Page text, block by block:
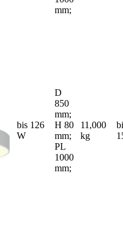
mm;
bis 126
W
D
850
mm;
H 80
mm;
PL
1000
mm;
11,000
kg